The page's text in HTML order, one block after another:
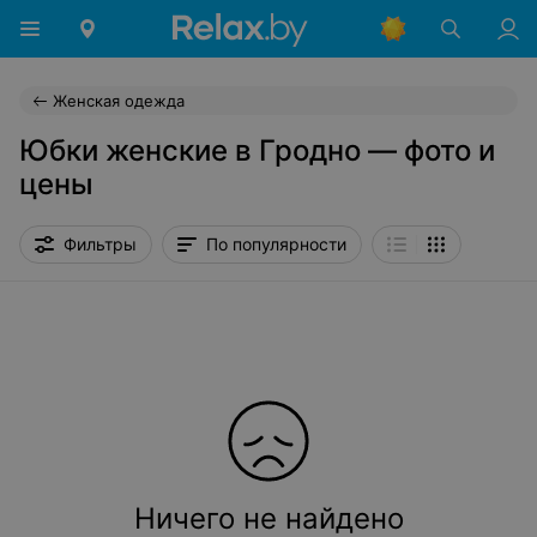
Женская одежда
Юбки женские в Гродно — фото и
цены
Фильтры По популярности
Ничего не найдено